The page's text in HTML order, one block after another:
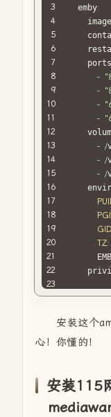
  emby
:
    image
    ports
-
-
-
-
- /
- /
- /
TZ:
安装这个
心！你懂的！
安装115